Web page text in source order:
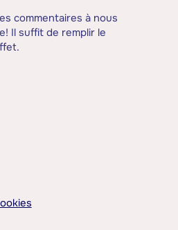
commentaires à nous
Il suffit de remplir le